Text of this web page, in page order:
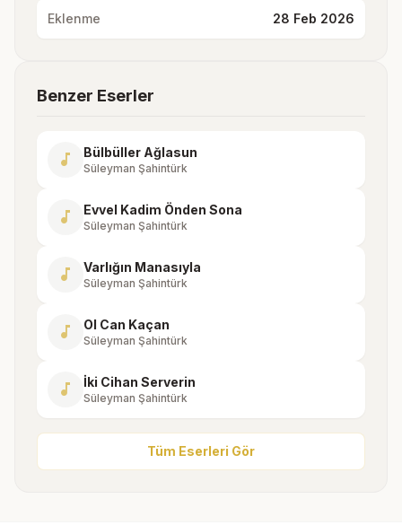
Eklenme 28 Feb 2026
Benzer Eserler
music_note Bülbüller Ağlasun
Süleyman Şahintürk
music_note Evvel Kadim Önden Sona
Süleyman Şahintürk
music_note Varlığın Manasıyla
Süleyman Şahintürk
music_note Ol Can Kaçan
Süleyman Şahintürk
music_note İki Cihan Serverin
Süleyman Şahintürk
Tüm Eserleri Gör